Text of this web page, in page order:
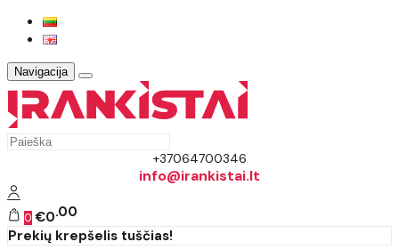
Navigacija
+37064700346
info@irankistai.lt
0 €0 00
Prekių krepšelis tuščias!